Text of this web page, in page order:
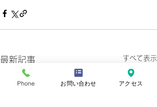
最新記事 すべて表示
Phone お問い合わせ アクセス